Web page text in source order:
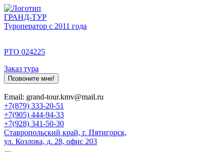
ГРАНД-ТУР
Туроператор с 2011 года
РТО 024225
Заказ тура
Позвоните мне!
Email: grand-tour.kmv@mail.ru
+7(879) 333-20-51
+7(905) 444-94-33
+7(928) 341-50-30
Ставропольский край, г. Пятигорск,
ул. Козлова, д. 28, офис 203